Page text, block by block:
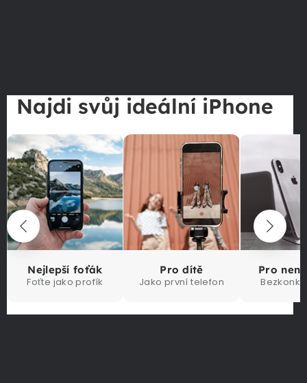
Najdi svůj ideální iPhone
Nejlepší foťák
Foťte jako profík
Pro dítě
Jako první telefon
Pro